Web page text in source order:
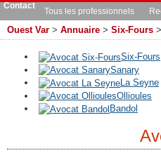
Contact
Tous les professionnels
Ouest Var > Annuaire > Six-Fours >
Six-Fours
Sanary
La Seyne
Ollioules
Bandol